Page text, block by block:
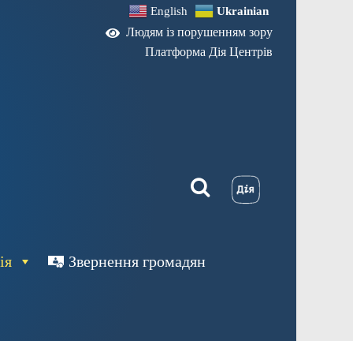
English Ukrainian
Людям із порушенням зору
Платформа Дія Центрів
Звернення громадян